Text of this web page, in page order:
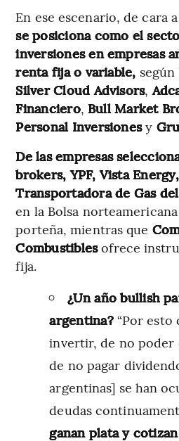
En ese escenario, de cara
se posiciona como el
inversiones en empresas
renta fija o variable,
Silver Cloud Advisors,
Financiero, Bull Market
Personal Inversionesy
De las empresas
brokers, YPF, Vista
Transportadora de Gas
en la Bolsa
porteña, mientras que
Combustiblesofrece
fija.
¿Un año bullish
argentina?“Por esto
invertir, de no poder
de no pagar
argentinas] se han
deudas
ganan plata y